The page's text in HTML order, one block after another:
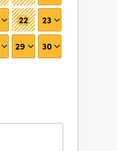
22 23
29 30